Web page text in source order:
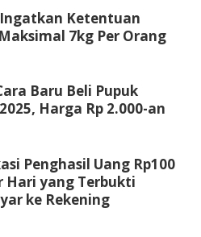
Ketentuan
7kg Per Orang
Baru Beli Pupuk
Harga Rp 2.000-an
Penghasil Uang Rp100
Hari yang Terbukti
ke Rekening